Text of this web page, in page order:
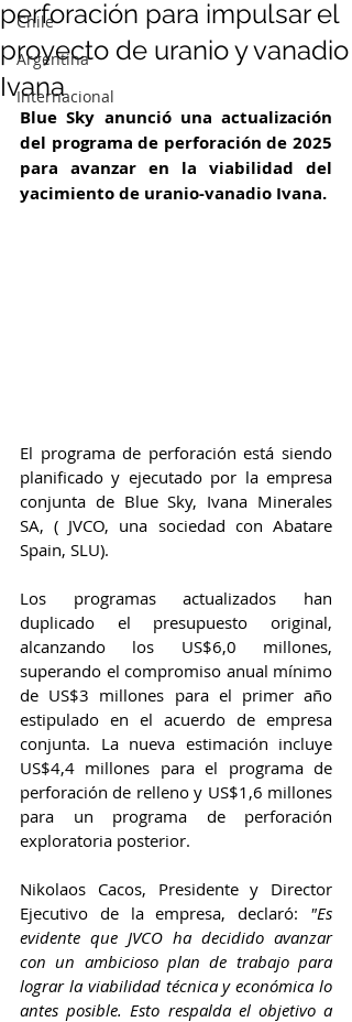
Chile
Argentina
Internacional
perforación para impulsar el
proyecto de uranio y vanadio
Ivana
Blue Sky anunció una actualización
del programa de perforación de 2025
para avanzar en la viabilidad del
yacimiento de uranio-vanadio Ivana.
El programa de perforación está siendo
planificado y ejecutado por la empresa
conjunta de Blue Sky, Ivana Minerales
SA, ( JVCO, una sociedad con Abatare
Spain, SLU).
Los programas actualizados han
duplicado el presupuesto original,
alcanzando los US$6,0 millones,
superando el compromiso anual mínimo
de US$3 millones para el primer año
estipulado en el acuerdo de empresa
conjunta. La nueva estimación incluye
US$4,4 millones para el programa de
perforación de relleno y US$1,6 millones
para un programa de perforación
exploratoria posterior.
Nikolaos Cacos, Presidente y Director
Ejecutivo de la empresa, declaró: "Es
evidente que JVCO ha decidido avanzar
con un ambicioso plan de trabajo para
lograr la viabilidad técnica y económica lo
antes posible. Esto respalda el objetivo a